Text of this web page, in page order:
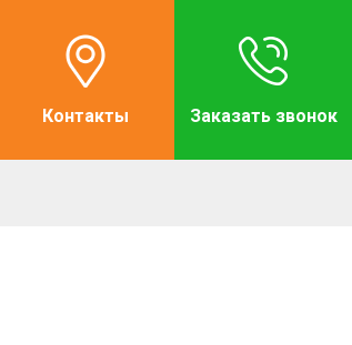
Контакты Заказать звонок